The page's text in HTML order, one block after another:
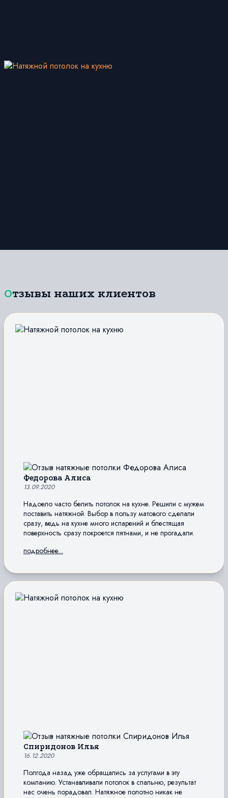
Отзывы наших клиентов
Федорова Алиса
13.09.2020
Надоело часто белить потолок на кухне. Решили с мужем
поставить натяжной. Выбор в пользу матового сделали
сразу, ведь на кухне много испарений и блестящая
поверхность сразу покроется пятнами, и не прогадали.
Мою потолок редко, лишних разводов на нем не
остается. Теперь кухня выглядит солидно, словно
подробнее...
Спиридонов Илья
16.12.2020
Полгода назад уже обращались за услугами в эту
компанию. Устанавливали потолок в спальню, результат
нас очень порадовал. Натяжное полотно никак не